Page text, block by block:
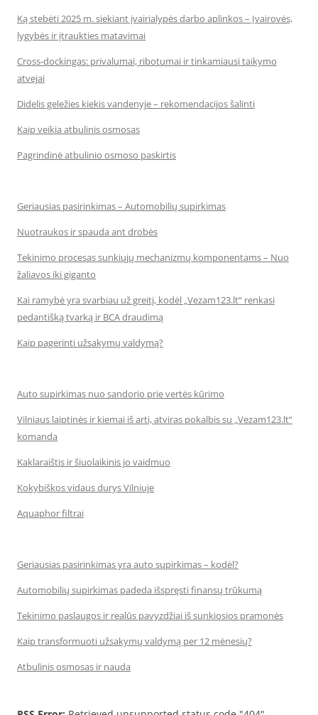
Ką stebėti 2025 m. siekiant įvairialypės darbo aplinkos – Įvairovės,
lygybės ir įtraukties matavimai
Cross-dockingas: privalumai, ribotumai ir tinkamiausi taikymo
atvejai
Didelis geležies kiekis vandenyje – rekomendacijos šalinti
Kaip veikia atbulinis osmosas
Pagrindinė atbulinio osmoso paskirtis
Geriausias pasirinkimas – Automobilių supirkimas
Nuotraukos ir spauda ant drobės
Tekinimo procesas sunkiųjų mechanizmų komponentams – Nuo
žaliavos iki giganto
Kai ramybė yra svarbiau už greitį, kodėl „Vezam123.lt“ renkasi
pedantišką tvarką ir BCA draudimą
Kaip pagerinti užsakymų valdymą?
Auto supirkimas nuo sandorio prie vertės kūrimo
Vilniaus laiptinės ir kiemai iš arti, atviras pokalbis su „Vezam123.lt“
komanda
Kaklaraištis ir šiuolaikinis jo vaidmuo
Kokybiškos vidaus durys Vilniuje
Aquaphor filtrai
Geriausias pasirinkimas yra auto supirkimas – kodėl?
Automobilių supirkimas padeda išspręsti finansų trūkumą
Tekinimo paslaugos ir realūs pavyzdžiai iš sunkiosios pramonės
Kaip transformuoti užsakymų valdymą per 12 mėnesių?
Atbulinis osmosas ir nauda